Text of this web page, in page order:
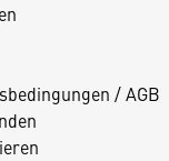
/ AGB